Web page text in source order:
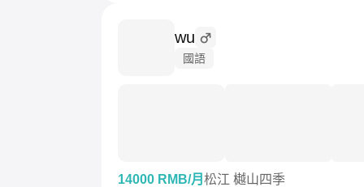
wu
國語
14000 RMB/月 松江 樾山四季